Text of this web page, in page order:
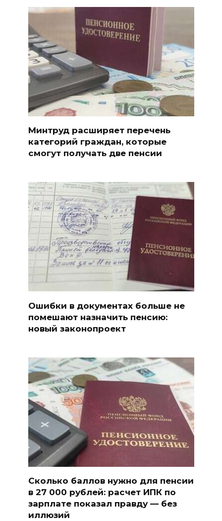
Минтруд расширяет перечень
категорий граждан, которые
смогут получать две пенсии
Ошибки в документах больше не
помешают назначить пенсию:
новый законопроект
Сколько баллов нужно для пенсии
в 27 000 рублей: расчет ИПК по
зарплате показал правду — без
иллюзий